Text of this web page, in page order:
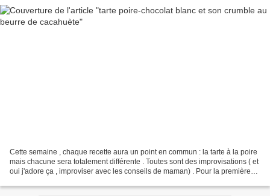
Cette semaine , chaque recette aura un point en commun : la tarte à la poire
mais chacune sera totalement différente . Toutes sont des improvisations ( et
oui j'adore ça , improviser avec les conseils de maman) . Pour la première